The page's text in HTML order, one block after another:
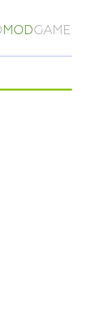
MODGAME